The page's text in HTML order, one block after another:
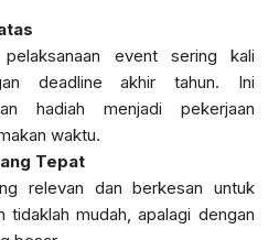
pelaksanaan event sering kali
deadline akhir tahun. Ini
hadiah menjadi pekerjaan
waktu.
Tepat
relevan dan berkesan untuk
tidaklah mudah, apalagi dengan